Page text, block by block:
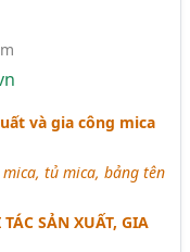
và gia công mica
tủ mica, bảng tên
SẢN XUẤT, GIA